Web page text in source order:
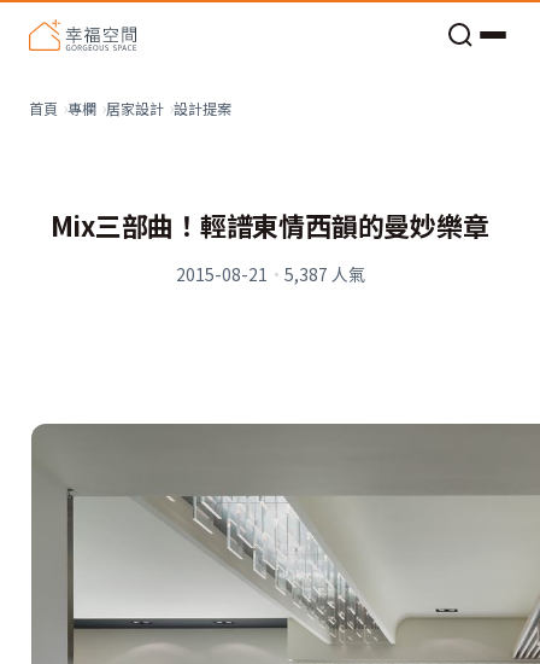
首頁 專欄 居家設計 設計提案
Mix三部曲！輕譜東情西韻的曼妙樂章
2015-08-21 · 5,387 人氣